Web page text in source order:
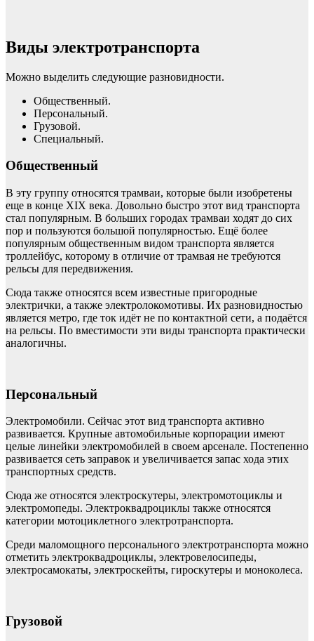
Виды электротранспорта
Можно выделить следующие разновидности.
Общественный.
Персональный.
Грузовой.
Специальный.
Общественный
В эту группу относятся трамваи, которые были изобретены
еще в конце XIX века. Довольно быстро этот вид транспорта
стал популярным. В больших городах трамваи ходят до сих
пор и пользуются большой популярностью. Ещё более
популярным общественным видом транспорта является
троллейбус, которому в отличие от трамвая не требуются
рельсы для передвижения.
Сюда также относятся всем известные пригородные
электрички, а также электролокомотивы. Их разновидностью
является метро, где ток идёт не по контактной сети, а подаётся
на рельсы. По вместимости эти виды транспорта практически
аналогичны.
Персональный
Электромобили. Сейчас этот вид транспорта активно
развивается. Крупные автомобильные корпорации имеют
целые линейки электромобилей в своем арсенале. Постепенно
развивается сеть заправок и увеличивается запас хода этих
транспортных средств.
Сюда же относятся электроскутеры, электромотоциклы и
электромопеды. Электроквадроциклы также относятся
категории мотоциклетного электротранспорта.
Среди маломощного персонального электротранспорта можно
отметить электроквадроциклы, электровелосипеды,
электросамокаты, электроскейты, гироскутеры и моноколеса.
Грузовой